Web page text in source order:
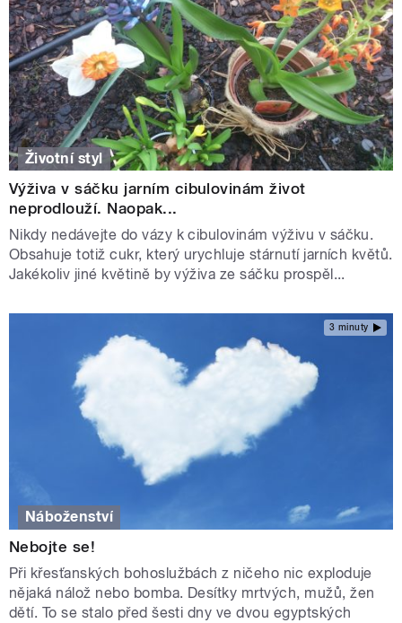
Životní styl
Výživa v sáčku jarním cibulovinám život
neprodlouží. Naopak...
Nikdy nedávejte do vázy k cibulovinám výživu v sáčku.
Obsahuje totiž cukr, který urychluje stárnutí jarních květů.
Jakékoliv jiné květině by výživa ze sáčku prospěl...
3 minuty
Náboženství
Nebojte se!
Při křesťanských bohoslužbách z ničeho nic exploduje
nějaká nálož nebo bomba. Desítky mrtvých, mužů, žen
dětí. To se stalo před šesti dny ve dvou egyptských